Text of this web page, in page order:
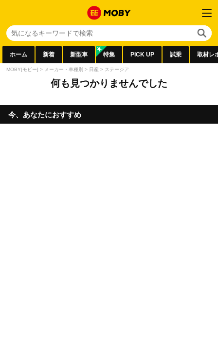
ホーム 新着 新型車 特集 PICK UP 試乗 取材レ
MOBY[モビー] > メーカー・車種別 > 日産 > ステージア
何も見つかりませんでした
今、あなたにおすすめ